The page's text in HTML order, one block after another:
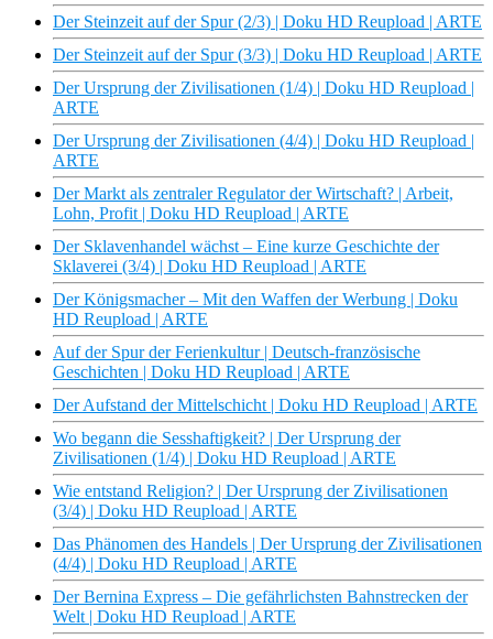
Der Steinzeit auf der Spur (2/3) | Doku HD Reupload | ARTE
Der Steinzeit auf der Spur (3/3) | Doku HD Reupload | ARTE
Der Ursprung der Zivilisationen (1/4) | Doku HD Reupload |
ARTE
Der Ursprung der Zivilisationen (4/4) | Doku HD Reupload |
ARTE
Der Markt als zentraler Regulator der Wirtschaft? | Arbeit,
Lohn, Profit | Doku HD Reupload | ARTE
Der Sklavenhandel wächst – Eine kurze Geschichte der
Sklaverei (3/4) | Doku HD Reupload | ARTE
Der Königsmacher – Mit den Waffen der Werbung | Doku
HD Reupload | ARTE
Auf der Spur der Ferienkultur | Deutsch-französische
Geschichten | Doku HD Reupload | ARTE
Der Aufstand der Mittelschicht | Doku HD Reupload | ARTE
Wo begann die Sesshaftigkeit? | Der Ursprung der
Zivilisationen (1/4) | Doku HD Reupload | ARTE
Wie entstand Religion? | Der Ursprung der Zivilisationen
(3/4) | Doku HD Reupload | ARTE
Das Phänomen des Handels | Der Ursprung der Zivilisationen
(4/4) | Doku HD Reupload | ARTE
Der Bernina Express – Die gefährlichsten Bahnstrecken der
Welt | Doku HD Reupload | ARTE